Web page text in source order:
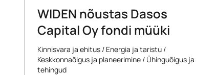
WIDEN nõustas Dasos
Capital Oy fondi müüki
Kinnisvara ja ehitus / Energia ja taristu /
Keskkonnaõigus ja planeerimine / Ühinguõigus ja
tehingud